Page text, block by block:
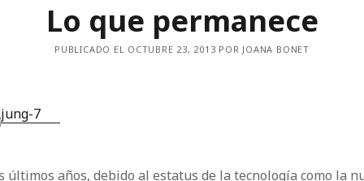
Lo que permanece
PUBLICADO EL OCTUBRE 23, 2013 POR JOANA BONET
últimos años, debido al estatus de la tecnología como la